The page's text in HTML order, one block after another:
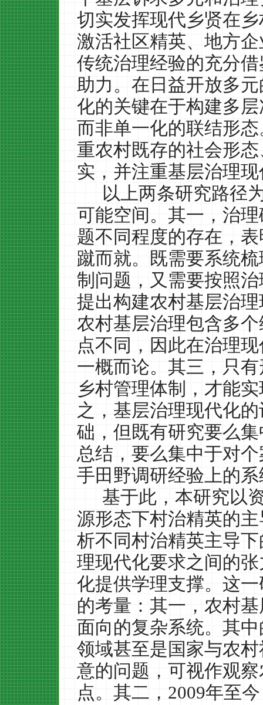
切实发挥现代乡贤在
激活社区精英、地方
传统治理经验的充分
助力。在日益开放多
化的关键在于构建多
而非单一化的联结形
重农村既存的社会形
实，并注重基层治理
以上两条研究路径
可能空间。其一，治
题不同程度的存在，
蹴而就。既需要系统
制问题，又需要按照
提出构建农村基层治
农村基层治理包含多
点不同，因此在治理
一概而论。其三，只
乡村管理体制，才能
之，基层治理现代化
础，但既有研究要么
总结，要么集中于对
手田野调研经验上的
基于此，本研究以
源形态下村治精英的
析不同村治精英主导
理现代化要求之间的
化提供学理支撑。这
的考量：其一，农村
面向的复杂系统。其
领域甚至是国家与农
意的问题，可视作观
点。其二，2009年至